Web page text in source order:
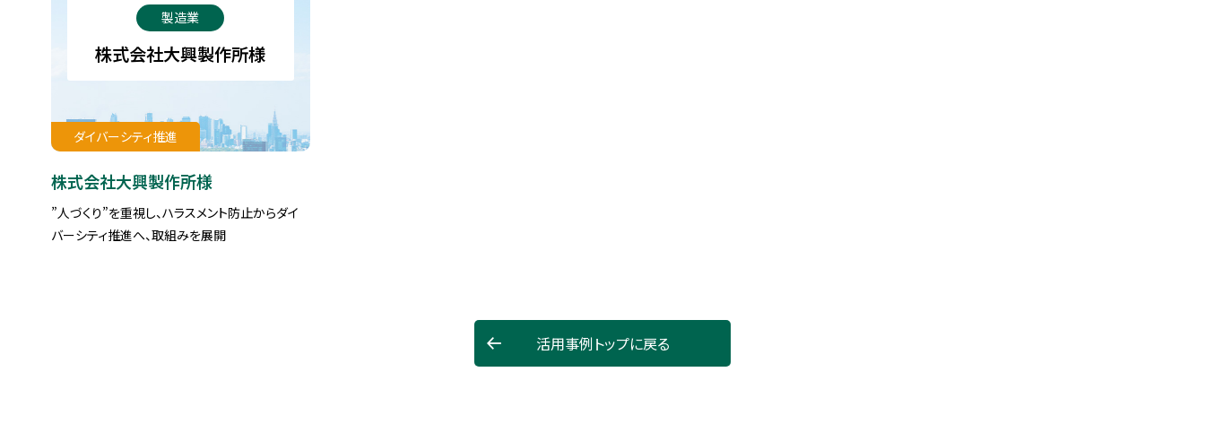
製造業
株式会社大興製作所様
ダイバーシティ推進
株式会社大興製作所様
”人づくり”を重視し、ハラスメント防止からダイ
バーシティ推進へ、取組みを展開
活用事例トップに戻る